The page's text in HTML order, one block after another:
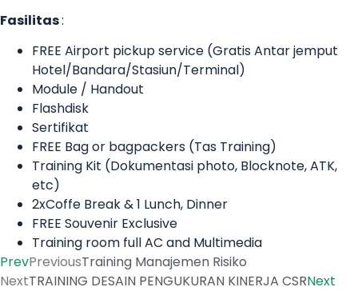
Fasilitas:
FREE Airport pickup service (Gratis Antar jemput
Hotel/Bandara/Stasiun/Terminal)
Module / Handout
Flashdisk
Sertifikat
FREE Bag or bagpackers (Tas Training)
Training Kit (Dokumentasi photo, Blocknote, ATK,
etc)
2xCoffe Break & 1 Lunch, Dinner
FREE Souvenir Exclusive
Training room full AC and Multimedia
PrevPreviousTraining Manajemen Risiko
NextTRAINING DESAIN PENGUKURAN KINERJA CSRNext